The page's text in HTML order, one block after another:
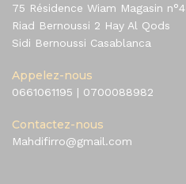
75 Résidence Wiam Magasin n°4
Riad Bernoussi 2 Hay Al Qods
Sidi Bernoussi Casablanca
Appelez-nous
0661061195 | 0700088982
Contactez-nous
Mahdifirro@gmail.com